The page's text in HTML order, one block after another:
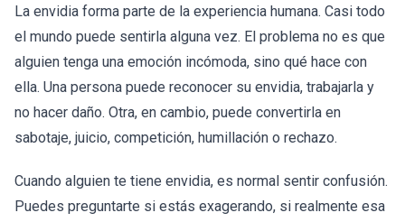
La envidia forma parte de la experiencia humana. Casi todo
el mundo puede sentirla alguna vez. El problema no es que
alguien tenga una emoción incómoda, sino qué hace con
ella. Una persona puede reconocer su envidia, trabajarla y
no hacer daño. Otra, en cambio, puede convertirla en
sabotaje, juicio, competición, humillación o rechazo.
Cuando alguien te tiene envidia, es normal sentir confusión.
Puedes preguntarte si estás exagerando, si realmente esa